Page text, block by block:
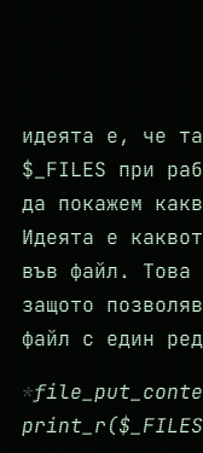
идеята е, че
$_FILES при
да покажем
Идеята е
във файл. Това
защото
файл с един ред